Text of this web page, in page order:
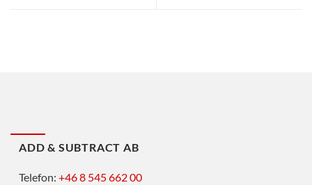
ADD & SUBTRACT AB
Telefon: +46 8 545 662 00